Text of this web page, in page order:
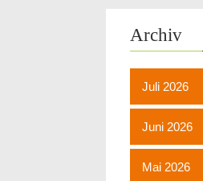
Archiv
Juli 2026
Juni 2026
Mai 2026